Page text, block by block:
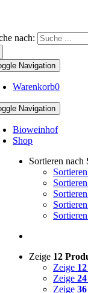
nach:
Navigation
Warenkorb0
Navigation
Bioweinhof
Shop
Sortieren nach
Zeige 12
Zeige
Zeige
Zeige